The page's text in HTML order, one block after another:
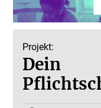
Projekt:
Dein